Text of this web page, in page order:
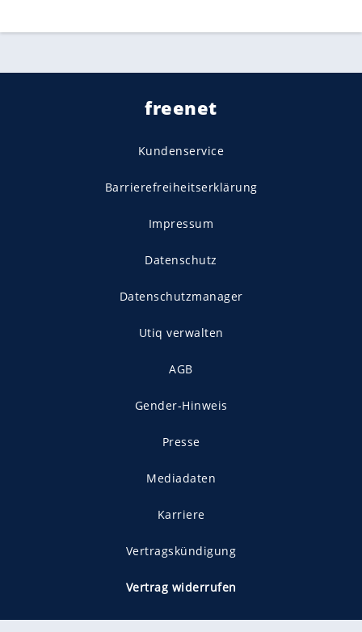
freenet
Kundenservice
Barrierefreiheitserklärung
Impressum
Datenschutz
Datenschutzmanager
Utiq verwalten
AGB
Gender-Hinweis
Presse
Mediadaten
Karriere
Vertragskündigung
Vertrag widerrufen